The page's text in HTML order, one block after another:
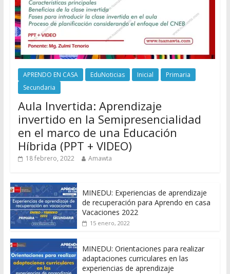
APRENDO EN CASA EduNoticias Inicial
Primaria
Secundaria
Aula Invertida: Aprendizaje
invertido en la Semipresencialidad
en el marco de una Educación
Híbrida (PPT + VIDEO)
18 febrero, 2022 Amawta
MINEDU: Experiencias de aprendizaje
de recuperación para Aprendo en casa
Vacaciones 2022
15 enero, 2022
MINEDU: Orientaciones para realizar
adaptaciones curriculares en las
experiencias de aprendizaje